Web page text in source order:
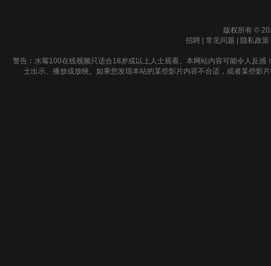
版权所有 ©
招聘
常见问题 隐私政策
警告︰水莓100在线视频只适合18岁或以上人士观看。本网站内容可能令人反
士出示、播放或放映。如果您发现本站的某些影片内容不合适，或者某些